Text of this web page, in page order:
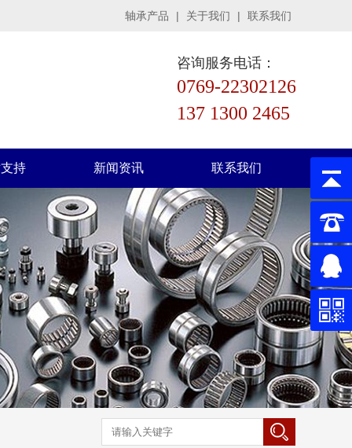
轴承产品 | 关于我们 | 联系我们
咨询服务电话：
0769-22302126
137 1300 2465
持 新闻资讯 联系我们